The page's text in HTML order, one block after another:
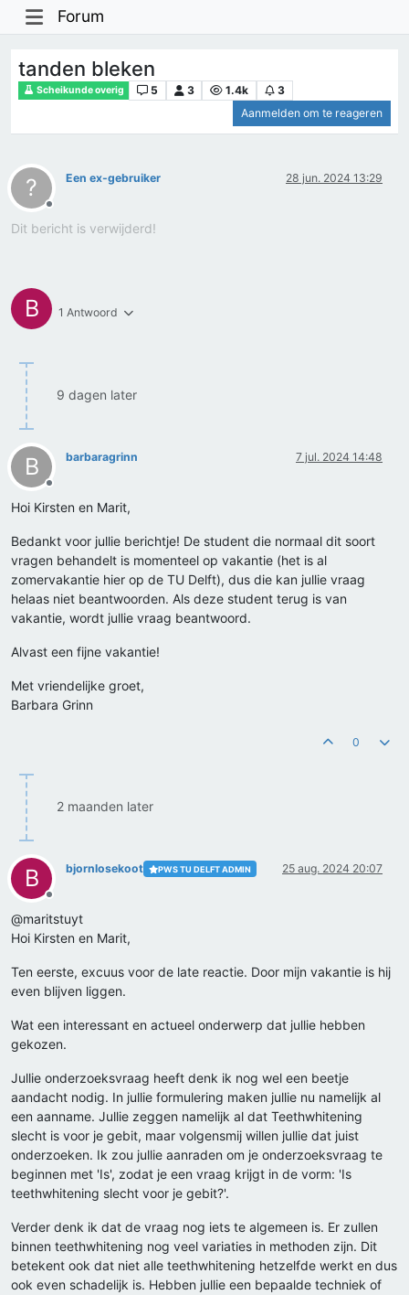
Forum
tanden bleken
Scheikunde overig 5 3 1.4k
3
Aanmelden om te reageren
?
Offline
Een ex-gebruiker 28 jun. 2024 13:29
Dit bericht is verwijderd!
B 1 Antwoord
9 dagen later
B
Offline
barbaragrinn 7 jul. 2024 14:48
Hoi Kirsten en Marit,
Bedankt voor jullie berichtje! De student die normaal dit soort
vragen behandelt is momenteel op vakantie (het is al
zomervakantie hier op de TU Delft), dus die kan jullie vraag
helaas niet beantwoorden. Als deze student terug is van
vakantie, wordt jullie vraag beantwoord.
Alvast een fijne vakantie!
Met vriendelijke groet,
Barbara Grinn
0
2 maanden later
B
Offline
bjornlosekoot PWS TU DELFT ADMIN 25 aug. 2024 20:07
@maritstuyt
Hoi Kirsten en Marit,
Ten eerste, excuus voor de late reactie. Door mijn vakantie is hij
even blijven liggen.
Wat een interessant en actueel onderwerp dat jullie hebben
gekozen.
Jullie onderzoeksvraag heeft denk ik nog wel een beetje
aandacht nodig. In jullie formulering maken jullie nu namelijk al
een aanname. Jullie zeggen namelijk al dat Teethwhitening
slecht is voor je gebit, maar volgensmij willen jullie dat juist
onderzoeken. Ik zou jullie aanraden om je onderzoeksvraag te
beginnen met 'Is', zodat je een vraag krijgt in de vorm: 'Is
teethwhitening slecht voor je gebit?'.
Verder denk ik dat de vraag nog iets te algemeen is. Er zullen
binnen teethwhitening nog veel variaties in methoden zijn. Dit
betekent ook dat niet alle teethwhitening hetzelfde werkt en dus
ook even schadelijk is. Hebben jullie een bepaalde techniek of